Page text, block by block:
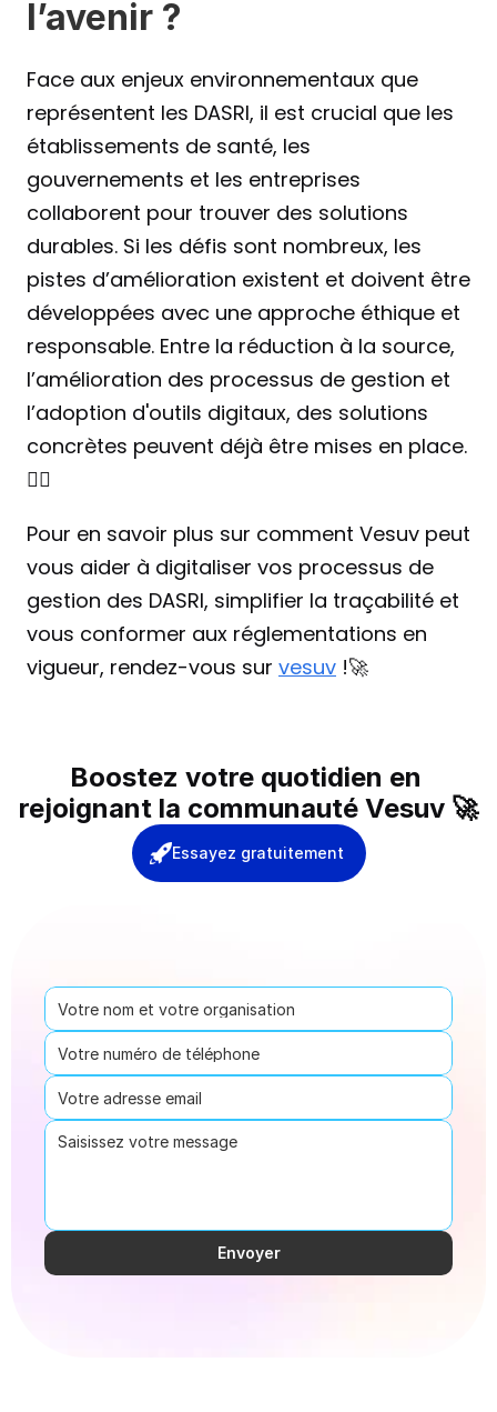
l’avenir ?
Face aux enjeux environnementaux que
représentent les DASRI, il est crucial que les
établissements de santé, les
gouvernements et les entreprises
collaborent pour trouver des solutions
durables. Si les défis sont nombreux, les
pistes d’amélioration existent et doivent être
développées avec une approche éthique et
responsable. Entre la réduction à la source,
l’amélioration des processus de gestion et
l’adoption d'outils digitaux, des solutions
concrètes peuvent déjà être mises en place.
☝🏻
Pour en savoir plus sur comment Vesuv peut
vous aider à digitaliser vos processus de
gestion des DASRI, simplifier la traçabilité et
vous conformer aux réglementations en
vigueur, rendez-vous sur vesuv !🚀
Boostez votre quotidien en
rejoignant la communauté Vesuv 🚀
Essayez gratuitement
Envoyer